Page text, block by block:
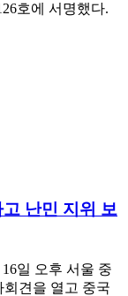
호에 서명했다.
난민 지위 보
일 오후 서울 중
견을 열고 중국